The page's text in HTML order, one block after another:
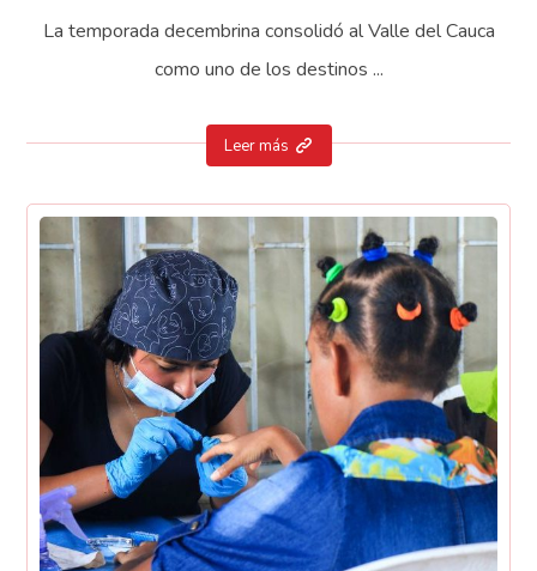
La temporada decembrina consolidó al Valle del Cauca
como uno de los destinos ...
Leer más